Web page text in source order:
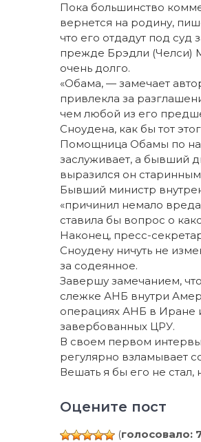
Пока большинство
вернется на родину,
что его отдадут под
прежде Брэдли (Челси)
очень долго.
«Обама, — замечает
привлекла за
чем любой из его
Сноудена, как бы тот
Помощница Обамы по
заслуживает, а бывший
выразился он
Бывший министр
«причинил немало
ставила бы вопрос о
Наконец, пресс-
Сноудену ничуть не
за содеянное.
Завершу замечанием,
слежке АНБ внутри
операциях АНБ в Иране
завербованных ЦРУ.
В своем первом
регулярно взламывает
Вешать я бы его не
Оцените пост
(голосовало: